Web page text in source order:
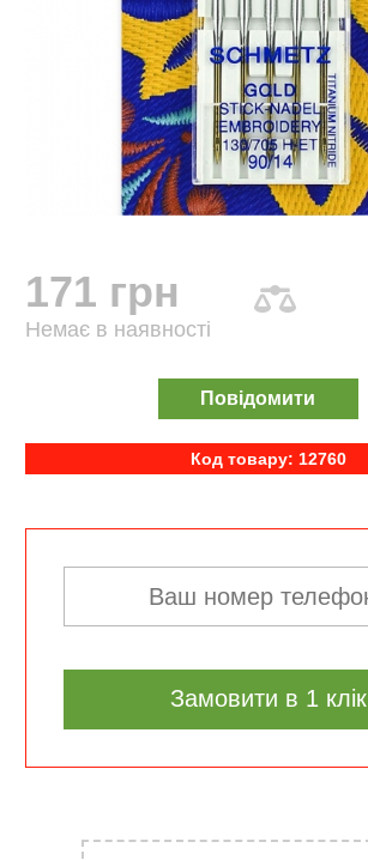
171 грн
Немає в наявності
Повідомити
Код товару: 12760
Замовити в 1 клік